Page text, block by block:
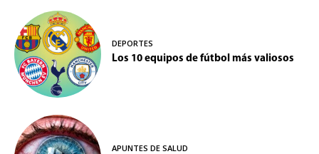
DEPORTES
Los 10 equipos de fútbol más valiosos
APUNTES DE SALUD